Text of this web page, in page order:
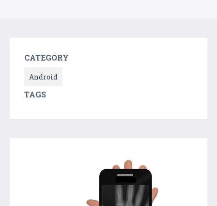
CATEGORY
Android
TAGS